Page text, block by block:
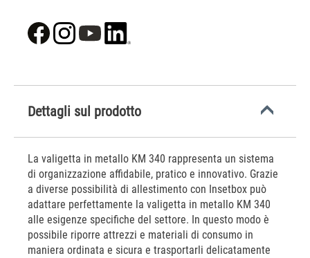
Dettagli sul prodotto
La valigetta in metallo KM 340 rappresenta un sistema
di organizzazione affidabile, pratico e innovativo. Grazie
a diverse possibilità di allestimento con Insetbox può
adattare perfettamente la valigetta in metallo KM 340
alle esigenze specifiche del settore. In questo modo è
possibile riporre attrezzi e materiali di consumo in
maniera ordinata e sicura e trasportarli delicatamente